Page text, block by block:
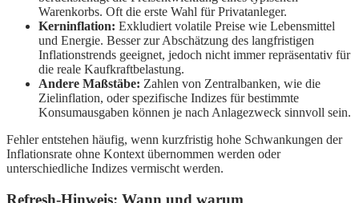
Warenkorbs. Oft die erste Wahl für Privatanleger.
Kerninflation: Exkludiert volatile Preise wie Lebensmittel
und Energie. Besser zur Abschätzung des langfristigen
Inflationstrends geeignet, jedoch nicht immer repräsentativ für
die reale Kaufkraftbelastung.
Andere Maßstäbe: Zahlen von Zentralbanken, wie die
Zielinflation, oder spezifische Indizes für bestimmte
Konsumausgaben können je nach Anlagezweck sinnvoll sein.
Fehler entstehen häufig, wenn kurzfristig hohe Schwankungen der
Inflationsrate ohne Kontext übernommen werden oder
unterschiedliche Indizes vermischt werden.
Refresh-Hinweis: Wann und warum